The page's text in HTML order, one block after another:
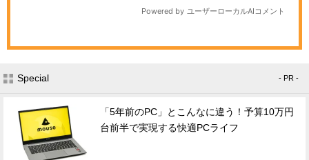
Special - PR -
「5年前のPC」とこんなに違う！予算10万円
台前半で実現する快適PCライフ